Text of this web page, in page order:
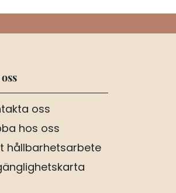
oss
hos oss
hållbarhetsarbete